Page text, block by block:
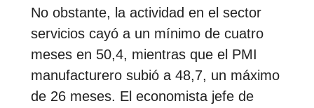
No obstante, la actividad en el sector
servicios cayó a un mínimo de cuatro
meses en 50,4, mientras que el PMI
manufacturero subió a 48,7, un máximo
de 26 meses. El economista jefe de